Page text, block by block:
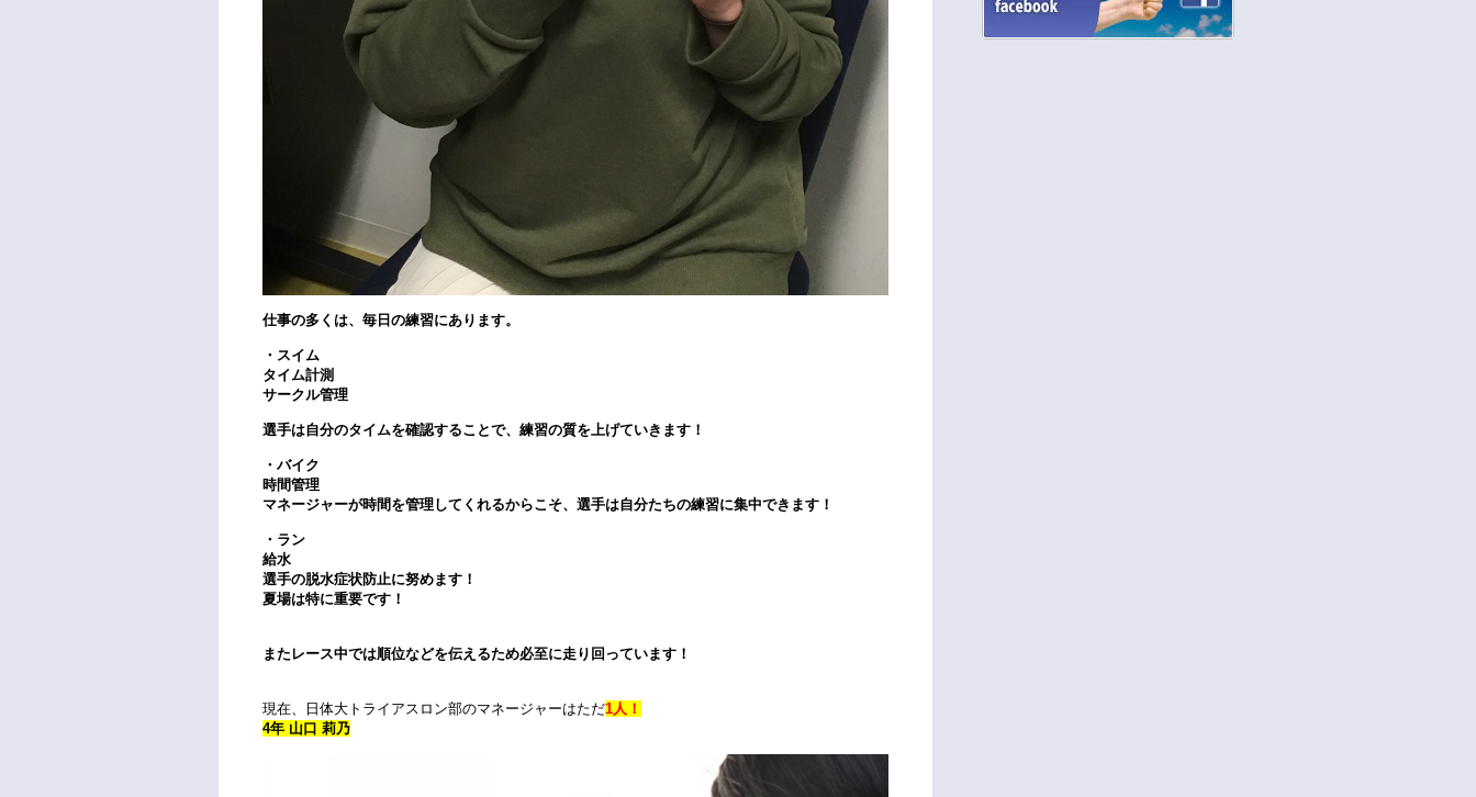
仕事の多くは、毎日の練習にあります。
・スイム
タイム計測
サークル管理
選手は自分のタイムを確認することで、練習の質を上げていきます！
・バイク
時間管理
マネージャーが時間を管理してくれるからこそ、選手は自分たちの練習に集中できます！
・ラン
給水
選手の脱水症状防止に努めます！
夏場は特に重要です！
またレース中では順位などを伝えるため必至に走り回っています！
現在、日体大トライアスロン部のマネージャーはただ1人！
4年 山口 莉乃